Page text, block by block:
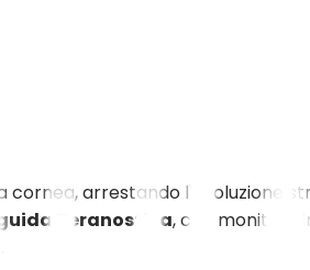
arrestando l'evoluzione
Teranostica, che monitora